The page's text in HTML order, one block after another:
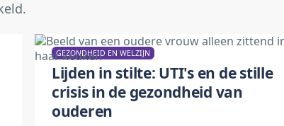
GEZONDHEID EN WELZIJN
Lijden in stilte: UTI's en de stille
crisis in de gezondheid van
ouderen